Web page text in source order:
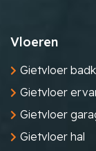
Vloeren
Gietvloer
Gietvloer
Gietvloer
Gietvloer hal